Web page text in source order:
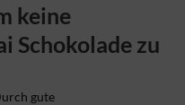
keine
Schokolade zu
gute